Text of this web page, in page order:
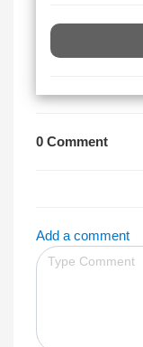
0 Comment
Add a comment